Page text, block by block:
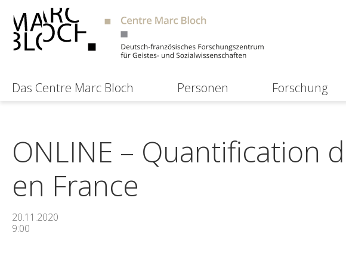
Das Centre Marc Bloch Personen Forschung
ONLINE – Quantification
en France
20.11.2020
9:00